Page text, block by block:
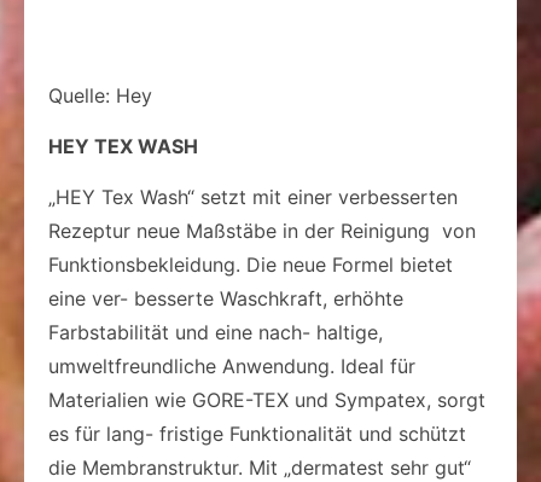
Quelle: Hey
HEY TEX WASH
„HEY Tex Wash“ setzt mit einer verbesserten
Rezeptur neue Maßstäbe in der Reinigung von
Funktionsbekleidung. Die neue Formel bietet
eine ver- besserte Waschkraft, erhöhte
Farbstabilität und eine nach- haltige,
umweltfreundliche Anwendung. Ideal für
Materialien wie GORE-TEX und Sympatex, sorgt
es für lang- fristige Funktionalität und schützt
die Membranstruktur. Mit „dermatest sehr gut“